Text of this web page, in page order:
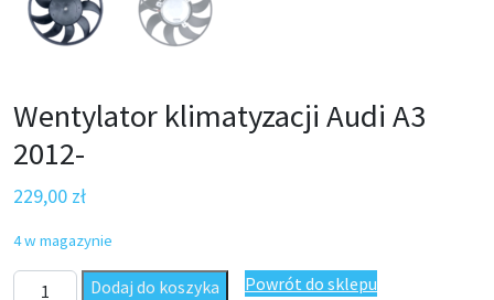
Wentylator klimatyzacji Audi A3
2012-
229,00 zł
4 w magazynie
ilość Wentylator klimatyzacji Audi A3 2012-
Dodaj do koszyka Powrót do sklepu